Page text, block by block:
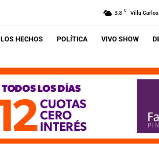
3.8 C Villa Carlos
LOS HECHOS POLÍTICA VIVO SHOW